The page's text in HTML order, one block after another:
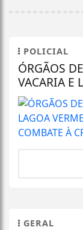
POLICIAL
ÓRGÃOS
VACARIA E
GERAL